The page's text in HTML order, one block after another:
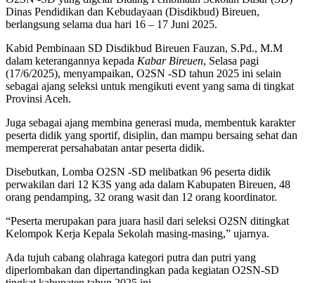
Dinas Pendidikan dan Kebudayaan (Disdikbud) Bireuen,
berlangsung selama dua hari 16 – 17 Juni 2025.
Kabid Pembinaan SD Disdikbud Bireuen Fauzan, S.Pd., M.M
dalam keterangannya kepada Kabar Bireuen, Selasa pagi
(17/6/2025), menyampaikan, O2SN -SD tahun 2025 ini selain
sebagai ajang seleksi untuk mengikuti event yang sama di tingkat
Provinsi Aceh.
Juga sebagai ajang membina generasi muda, membentuk karakter
peserta didik yang sportif, disiplin, dan mampu bersaing sehat dan
mempererat persahabatan antar peserta didik.
Disebutkan, Lomba O2SN -SD melibatkan 96 peserta didik
perwakilan dari 12 K3S yang ada dalam Kabupaten Bireuen, 48
orang pendamping, 32 orang wasit dan 12 orang koordinator.
“Peserta merupakan para juara hasil dari seleksi O2SN ditingkat
Kelompok Kerja Kepala Sekolah masing-masing,” ujarnya.
Ada tujuh cabang olahraga kategori putra dan putri yang
diperlombakan dan dipertandingkan pada kegiatan O2SN-SD